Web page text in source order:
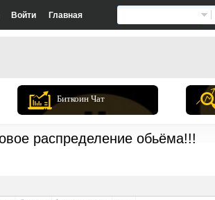
Войти Главная
Биткоин Чат
распределение обьёма!!!